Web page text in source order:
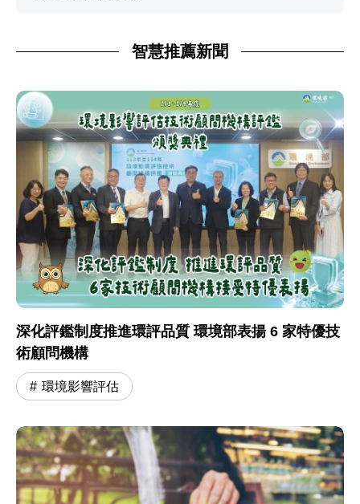
智慧推薦新聞
深化評鑑制度推進環評品質 環境部表揚 6 家特優技
術顧問機構
環境影響評估